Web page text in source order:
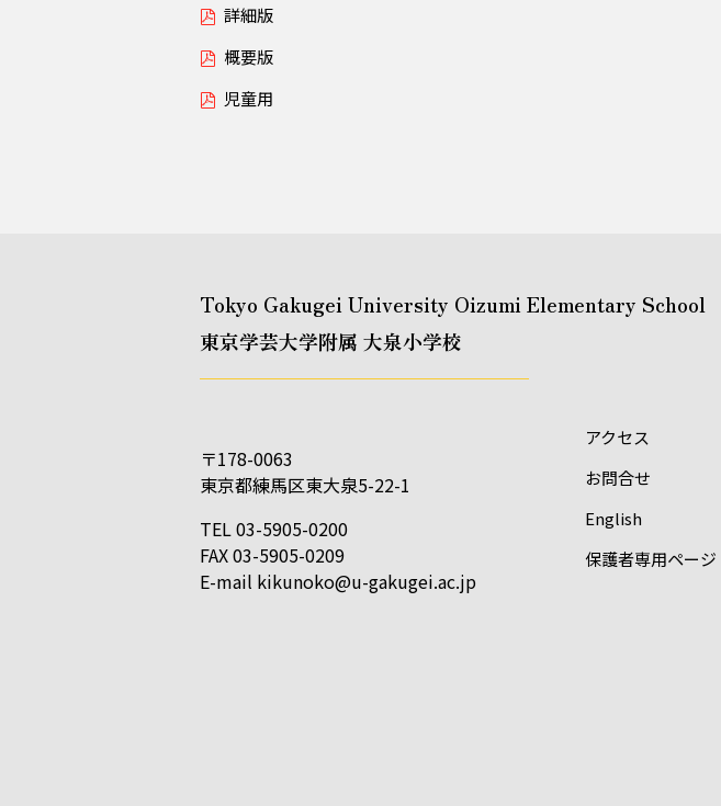
詳細版
概要版
児童用
Tokyo Gakugei University Oizumi Elementary School
東京学芸大学附属 大泉小学校
〒178-0063
東京都練馬区東大泉5-22-1
TEL 03-5905-0200
FAX 03-5905-0209
E-mail kikunoko@u-gakugei.ac.jp
アクセス
お問合せ
English
保護者専用ページ